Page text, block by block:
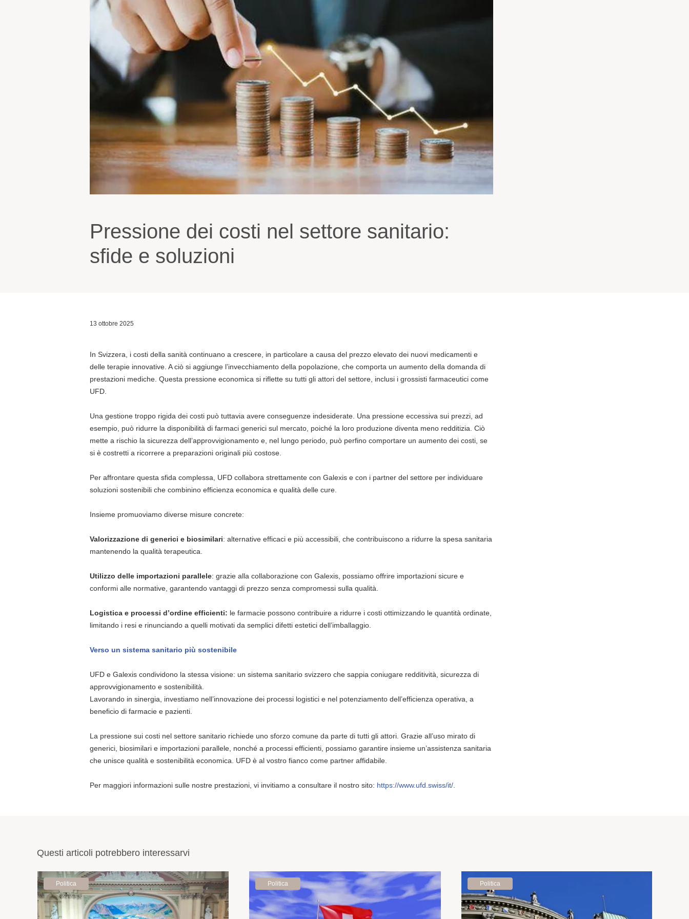
Pressione dei costi nel settore sanitario:
sfide e soluzioni
13 ottobre 2025
In Svizzera, i costi della sanità continuano a crescere, in particolare a causa del prezzo elevato dei nuovi medicamenti e
delle terapie innovative. A ciò si aggiunge l’invecchiamento della popolazione, che comporta un aumento della domanda di
prestazioni mediche. Questa pressione economica si riflette su tutti gli attori del settore, inclusi i grossisti farmaceutici come
UFD.
Una gestione troppo rigida dei costi può tuttavia avere conseguenze indesiderate. Una pressione eccessiva sui prezzi, ad
esempio, può ridurre la disponibilità di farmaci generici sul mercato, poiché la loro produzione diventa meno redditizia. Ciò
mette a rischio la sicurezza dell’approvvigionamento e, nel lungo periodo, può perfino comportare un aumento dei costi, se
si è costretti a ricorrere a preparazioni originali più costose.
Per affrontare questa sfida complessa, UFD collabora strettamente con Galexis e con i partner del settore per individuare
soluzioni sostenibili che combinino efficienza economica e qualità delle cure.
Insieme promuoviamo diverse misure concrete:
Valorizzazione di generici e biosimilari: alternative efficaci e più accessibili, che contribuiscono a ridurre la spesa sanitaria
mantenendo la qualità terapeutica.
Utilizzo delle importazioni parallele: grazie alla collaborazione con Galexis, possiamo offrire importazioni sicure e
conformi alle normative, garantendo vantaggi di prezzo senza compromessi sulla qualità.
Logistica e processi d’ordine efficienti: le farmacie possono contribuire a ridurre i costi ottimizzando le quantità ordinate,
limitando i resi e rinunciando a quelli motivati da semplici difetti estetici dell’imballaggio.
Verso un sistema sanitario più sostenibile
UFD e Galexis condividono la stessa visione: un sistema sanitario svizzero che sappia coniugare redditività, sicurezza di
approvvigionamento e sostenibilità.
Lavorando in sinergia, investiamo nell’innovazione dei processi logistici e nel potenziamento dell’efficienza operativa, a
beneficio di farmacie e pazienti.
La pressione sui costi nel settore sanitario richiede uno sforzo comune da parte di tutti gli attori. Grazie all’uso mirato di
generici, biosimilari e importazioni parallele, nonché a processi efficienti, possiamo garantire insieme un’assistenza sanitaria
che unisce qualità e sostenibilità economica. UFD è al vostro fianco come partner affidabile.
Per maggiori informazioni sulle nostre prestazioni, vi invitiamo a consultare il nostro sito: https://www.ufd.swiss/it/
Questi articoli potrebbero interessarvi
Politica Politica Politica